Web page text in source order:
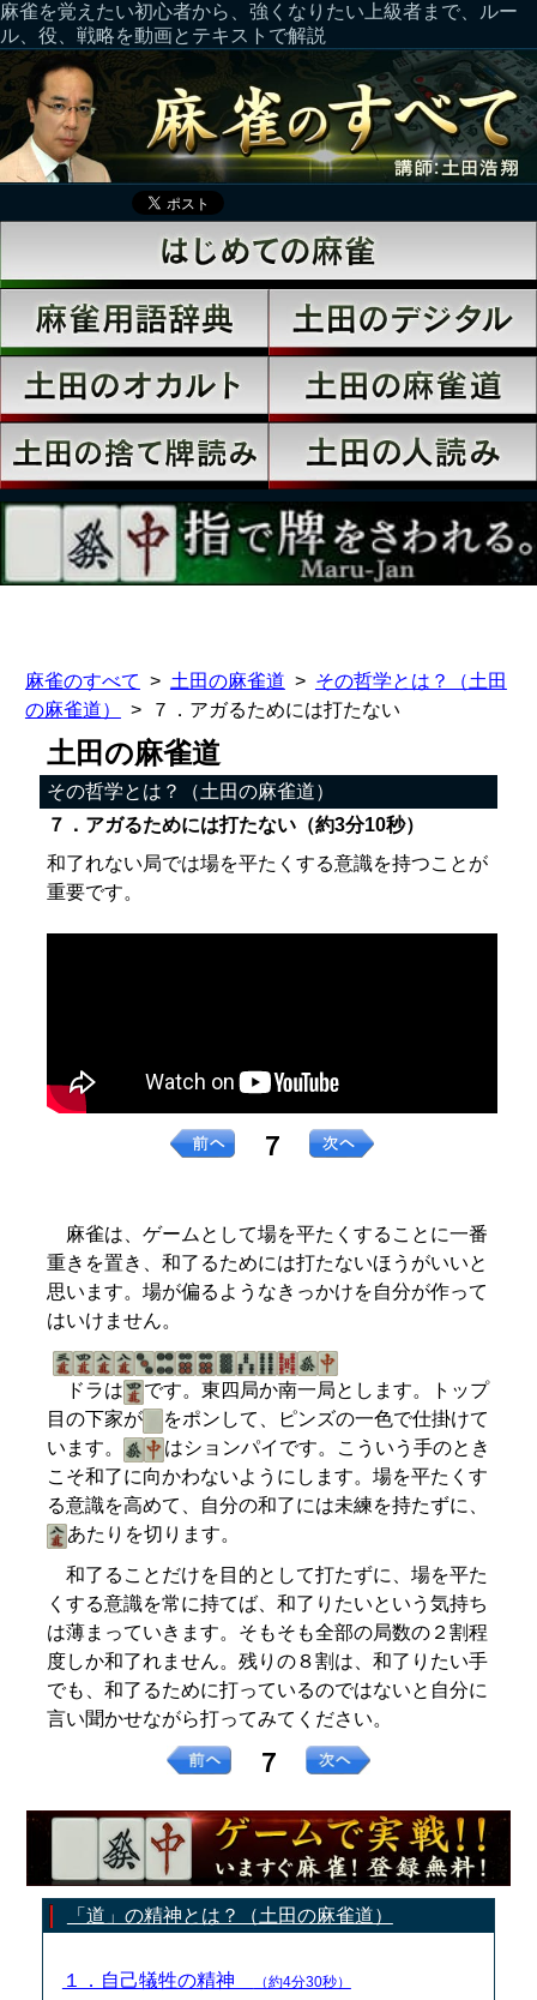
麻雀を覚えたい初心者から、強くなりたい上級者まで、ルー
ル、役、戦略を動画とテキストで解説
麻雀のすべて 土田の麻雀道
その哲学とは？（土田
の麻雀道）
７．アガるためには打たない
土田の麻雀道
その哲学とは？（土田の麻雀道）
７．アガるためには打たない（約3分10秒）
和了れない局では場を平たくする意識を持つことが
重要です。
７
麻雀は、ゲームとして場を平たくすることに一番
重きを置き、和了るためには打たないほうがいいと
思います。場が偏るようなきっかけを自分が作って
はいけません。
ドラは
です。東四局か南一局とします。トップ
目の下家が
をポンして、ピンズの一色で仕掛けて
います。
はションパイです。こういう手のとき
こそ和了に向かわないようにします。場を平たくす
る意識を高めて、自分の和了には未練を持たずに、
あたりを切ります。
和了ることだけを目的として打たずに、場を平た
くする意識を常に持てば、和了りたいという気持ち
は薄まっていきます。そもそも全部の局数の２割程
度しか和了れません。残りの８割は、和了りたい手
でも、和了るために打っているのではないと自分に
言い聞かせながら打ってみてください。
７
「道」の精神とは？（土田の麻雀道）
１．自己犠牲の精神 （約4分30秒）